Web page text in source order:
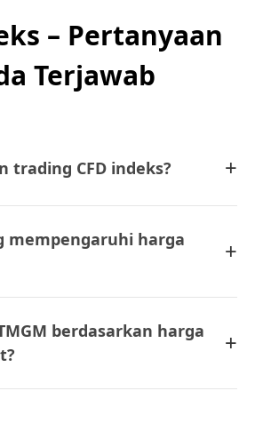
– Pertanyaan
Terjawab
trading CFD indeks? +
mempengaruhi harga
+
berdasarkan harga
+